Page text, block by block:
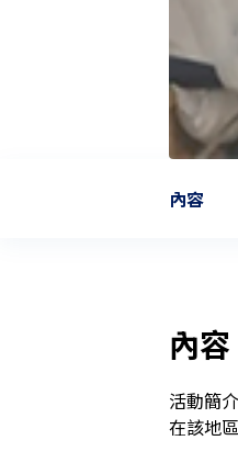
內容
內容
活動簡
在該地